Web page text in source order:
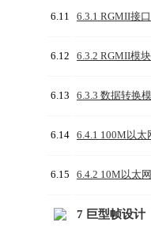
6.11 6.3.1 RGMII接
6.12 6.3.2 RGMII模
6.13 6.3.3 数据转换
6.14 6.4.1 100M以太
6.15 6.4.2 10M以太
7 巨型帧设计